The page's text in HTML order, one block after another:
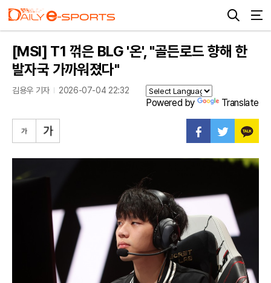
[MSI] T1 꺾은 BLG '온', "골든로드 향해 한
발자국 가까워졌다"
김용우 기자 2026-07-04 22:32
Powered by Translate